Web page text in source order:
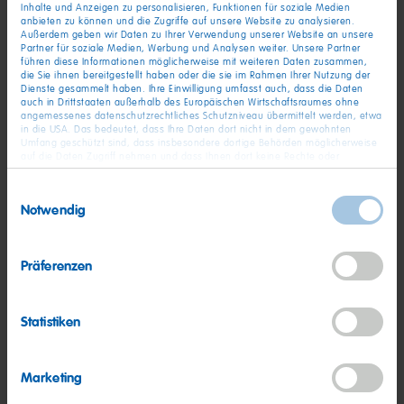
Inhalte und Anzeigen zu personalisieren, Funktionen für soziale Medien
anbieten zu können und die Zugriffe auf unsere Website zu analysieren.
Außerdem geben wir Daten zu Ihrer Verwendung unserer Website an unsere
Partner für soziale Medien, Werbung und Analysen weiter. Unsere Partner
führen diese Informationen möglicherweise mit weiteren Daten zusammen,
die Sie ihnen bereitgestellt haben oder die sie im Rahmen Ihrer Nutzung der
Dienste gesammelt haben. Ihre Einwilligung umfasst auch, dass die Daten
auch in Drittstaaten außerhalb des Europäischen Wirtschaftsraumes ohne
angemessenes datenschutzrechtliches Schutzniveau übermittelt werden, etwa
in die USA. Das bedeutet, dass Ihre Daten dort nicht in dem gewohnten
Umfang geschützt sind, dass insbesondere dortige Behörden möglicherweise
Rechtsbehelfe zur Verfügung stehen. Sie haben das Rechts, Ihre Einwilligung
finden Sie detaillierten Informationen zur Verarbeitung
Ihrer Daten und zum Widerruf Ihrer Einwilligung. Unser Impressum finden Sie
Notwendig
Präferenzen
Statistiken
Marketing
Grafschaft (bei Bonn), Deutschland
ab sofort
Berufserfahren
Bezirksleiter Kassel / Göttingen / Paderborn
ab 01.10.2026
Trainee
Grafschaft (bei Bonn), Deutschland